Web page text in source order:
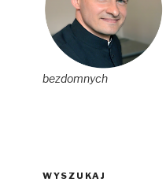
bezdomnych
WYSZUKAJ